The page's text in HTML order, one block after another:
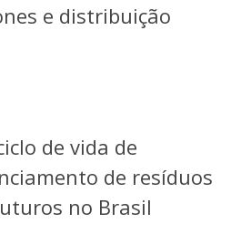
e distribuição
de vida de
de resíduos
no Brasil